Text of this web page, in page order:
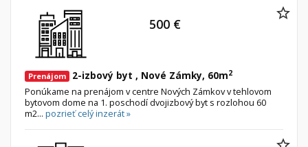
Prenájom 2-izbový byt , Nové Zámky, 60m2
Ponúkame na prenájom v centre Nových Zámkov v tehlovom
bytovom dome na 1. poschodí dvojizbový byt s rozlohou 60
m2... pozrieť celý inzerát »
500 €